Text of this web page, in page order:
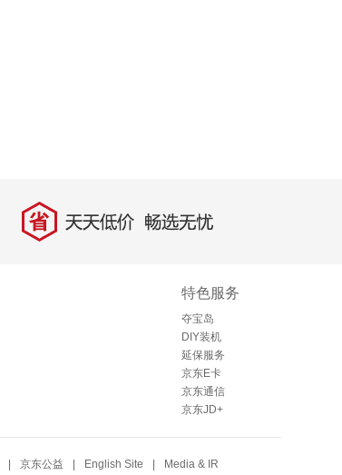
省 天天低价，畅选无忧
特色服务
夺宝岛
DIY装机
延保服务
京东E卡
京东通信
京东JD+
京东公益 English Site Media & IR